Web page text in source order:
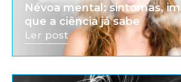
Névoa mental: sintomas,
que a ciência já sabe
Ler post